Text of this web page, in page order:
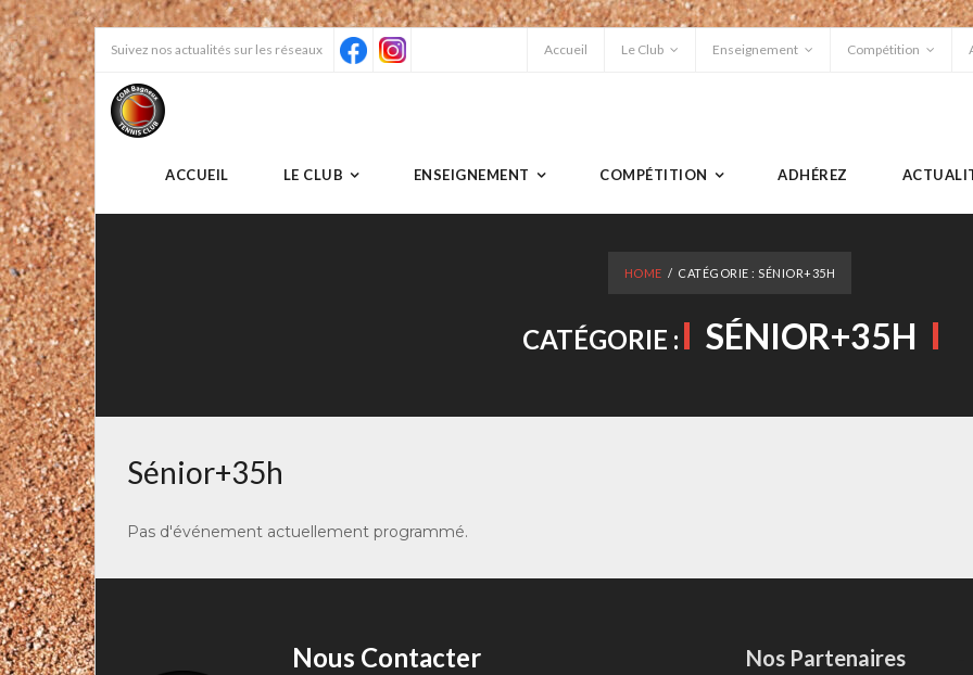
content
Suivez nos actualités sur les réseaux Accueil Le Club Enseignement Compétition
ACCUEIL LE CLUB ENSEIGNEMENT COMPÉTITION ADHÉREZ
HOME / CATÉGORIE :SÉNIOR+35H
CATÉGORIE : SÉNIOR+35H
Sénior+35h
Pas d'événement actuellement programmé.
Nous Contacter Nos Partenaires